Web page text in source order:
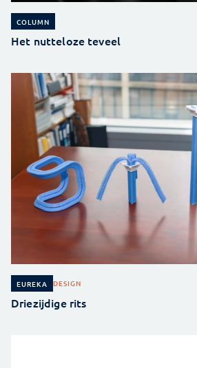
COLUMN
Het nutteloze teveel
EUREKA DESIGN
Driezijdige rits